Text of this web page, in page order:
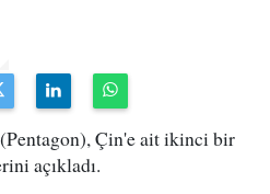
Çin'e ait ikinci bir
açıkladı.